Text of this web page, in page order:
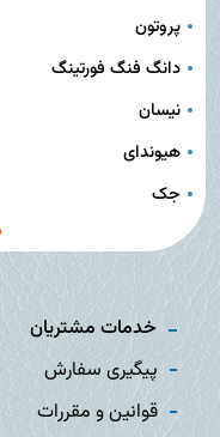
پروتون
دانگ فنگ فورتینگ
نیسان
هیوندای
جک
خدمات مشتریان
پیگیری سفارش
قوانین و مقررات